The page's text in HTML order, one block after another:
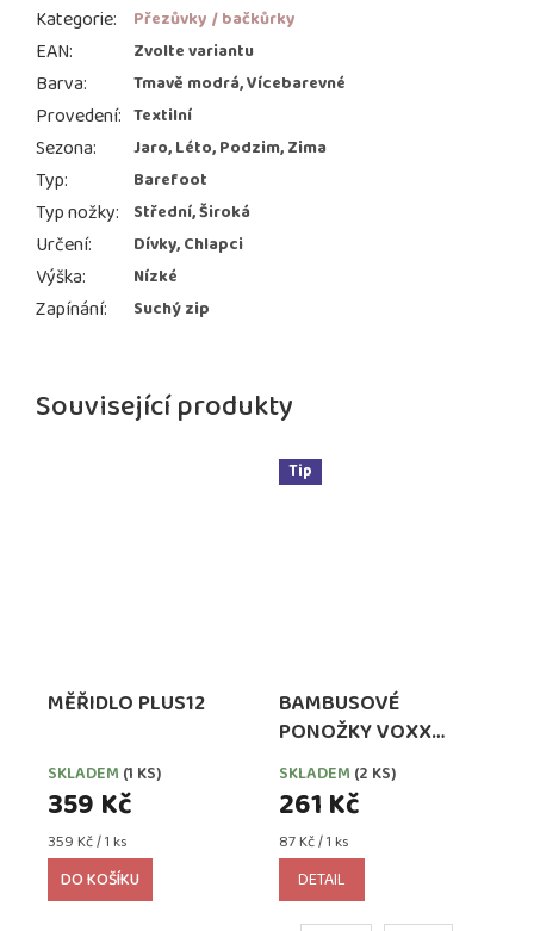
Související produkty
MĚŘIDLO PLUS12
SKLADEM (1 KS)
359 Kč
Měrná
cena:
359 Kč / 1 ks
DO KOŠÍKU
Tip
BAMBUSOVÉ
PONOŽKY VOXX
BELKINIK MIX KLUK
SKLADEM (2 KS)
261 Kč
Měrná
cena:
87 Kč / 1 ks
DETAIL
Kategorie: Přezůvky / bačkůrky
EAN: Zvolte variantu
Barva: Tmavě modrá, Vícebarevné
Provedení: Textilní
Sezona: Jaro, Léto, Podzim, Zima
Typ: Barefoot
Typ nožky: Střední, Široká
Určení: Dívky, Chlapci
Výška: Nízké
Zapínání: Suchý zip